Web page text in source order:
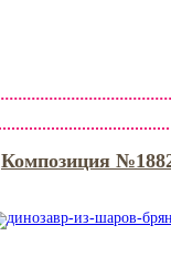
Композиция